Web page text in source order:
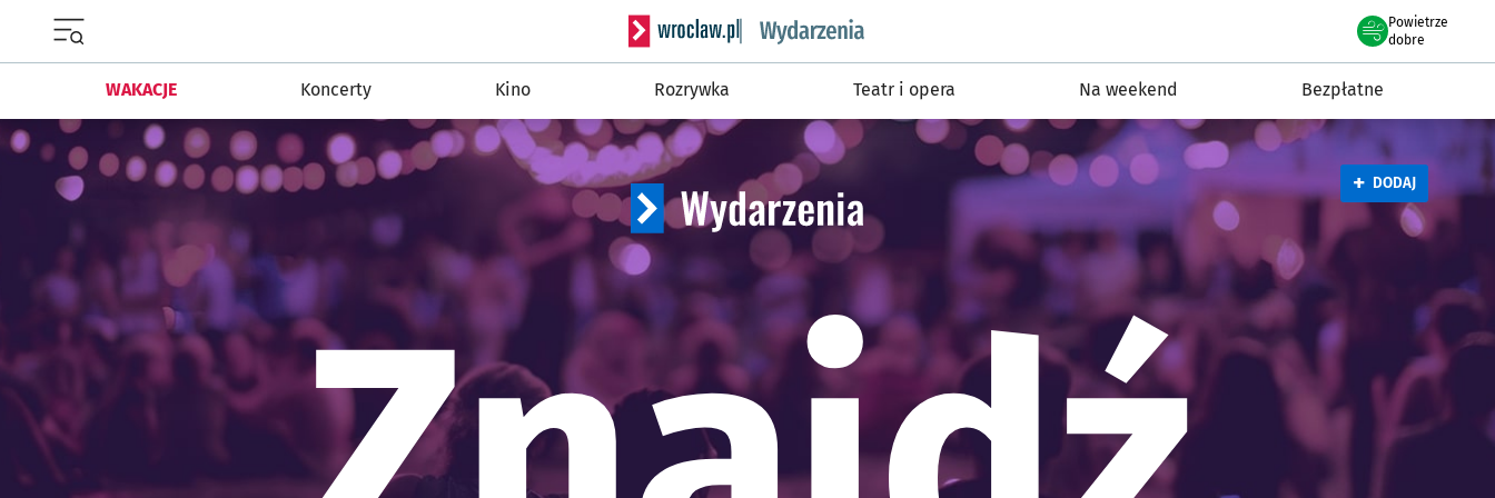
Serwis informacyjny wroclaw.pl podserwis:
Powietrze
we Wrocławiu
dobre
WAKACJE Koncerty Kino Rozrywka Teatr i opera Na weekend Bezpłatne
+ DODAJ